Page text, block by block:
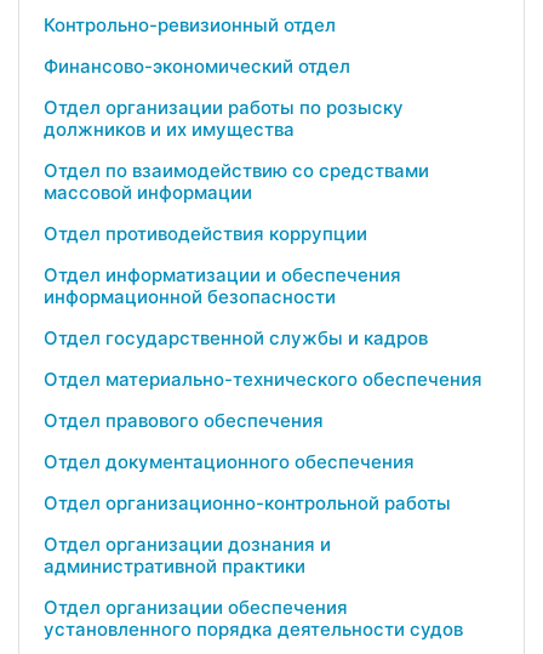
Контрольно-ревизионный отдел
Финансово-экономический отдел
Отдел организации работы по розыску
должников и их имущества
Отдел по взаимодействию со средствами
массовой информации
Отдел противодействия коррупции
Отдел информатизации и обеспечения
информационной безопасности
Отдел государственной службы и кадров
Отдел материально-технического обеспечения
Отдел правового обеспечения
Отдел документационного обеспечения
Отдел организационно-контрольной работы
Отдел организации дознания и
административной практики
Отдел организации обеспечения
установленного порядка деятельности судов